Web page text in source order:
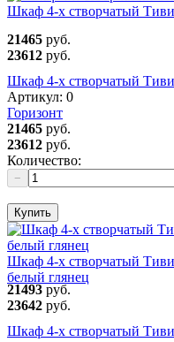
Шкаф 4-х створчатый
21465 руб.
23612 руб.
Шкаф 4-х створчатый
Артикул: 0
Горизонт
21465 руб.
23612 руб.
Количество:
−
Купить
Шкаф 4-х створчатый
белый глянец
21493 руб.
23642 руб.
Шкаф 4-х створчатый